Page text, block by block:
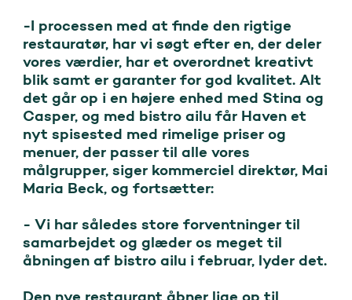
-I processen med at finde den rigtige
restauratør, har vi søgt efter en, der deler
vores værdier, har et overordnet kreativt
blik samt er garanter for god kvalitet. Alt
det går op i en højere enhed med Stina og
Casper, og med bistro ailu får Haven et
nyt spisested med rimelige priser og
menuer, der passer til alle vores
målgrupper, siger kommerciel direktør, Mai
Maria Beck, og fortsætter:
- Vi har således store forventninger til
samarbejdet og glæder os meget til
åbningen af bistro ailu i februar, lyder det.
Den nye restaurant åbner lige op til